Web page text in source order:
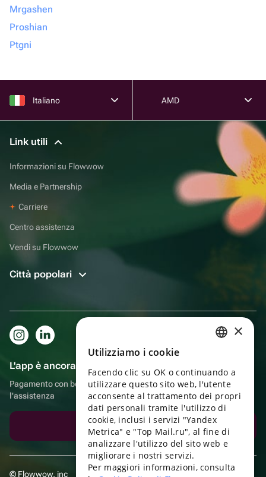
Mrgashen
Proshian
Ptgni
Italiano AMD
Link utili
Informazioni su Flowwow
Media e Partnership
Carriere
Centro assistenza
Vendi su Flowwow
Città popolari
L'app è ancora più comoda!
Pagamento con bonus, autoconsegna, comoda chat con
l'assistenza
Scarica l'app
© Flowwow, inc
ENGLISH
UKRAINIAN
PORTUGUESE
SPANISH
×
Utilizziamo i cookie
Facendo clic su OK o continuando a
utilizzare questo sito web, l'utente
acconsente al trattamento dei propri
dati personali tramite l'utilizzo di
cookie, inclusi i servizi "Yandex
Metrica" e "Top Mail.ru", al fine di
analizzare l'utilizzo del sito web e
migliorare i nostri servizi.
Per maggiori informazioni, consulta